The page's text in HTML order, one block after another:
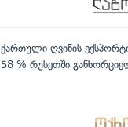
ქართული ღვინის
58 % რუსეთში